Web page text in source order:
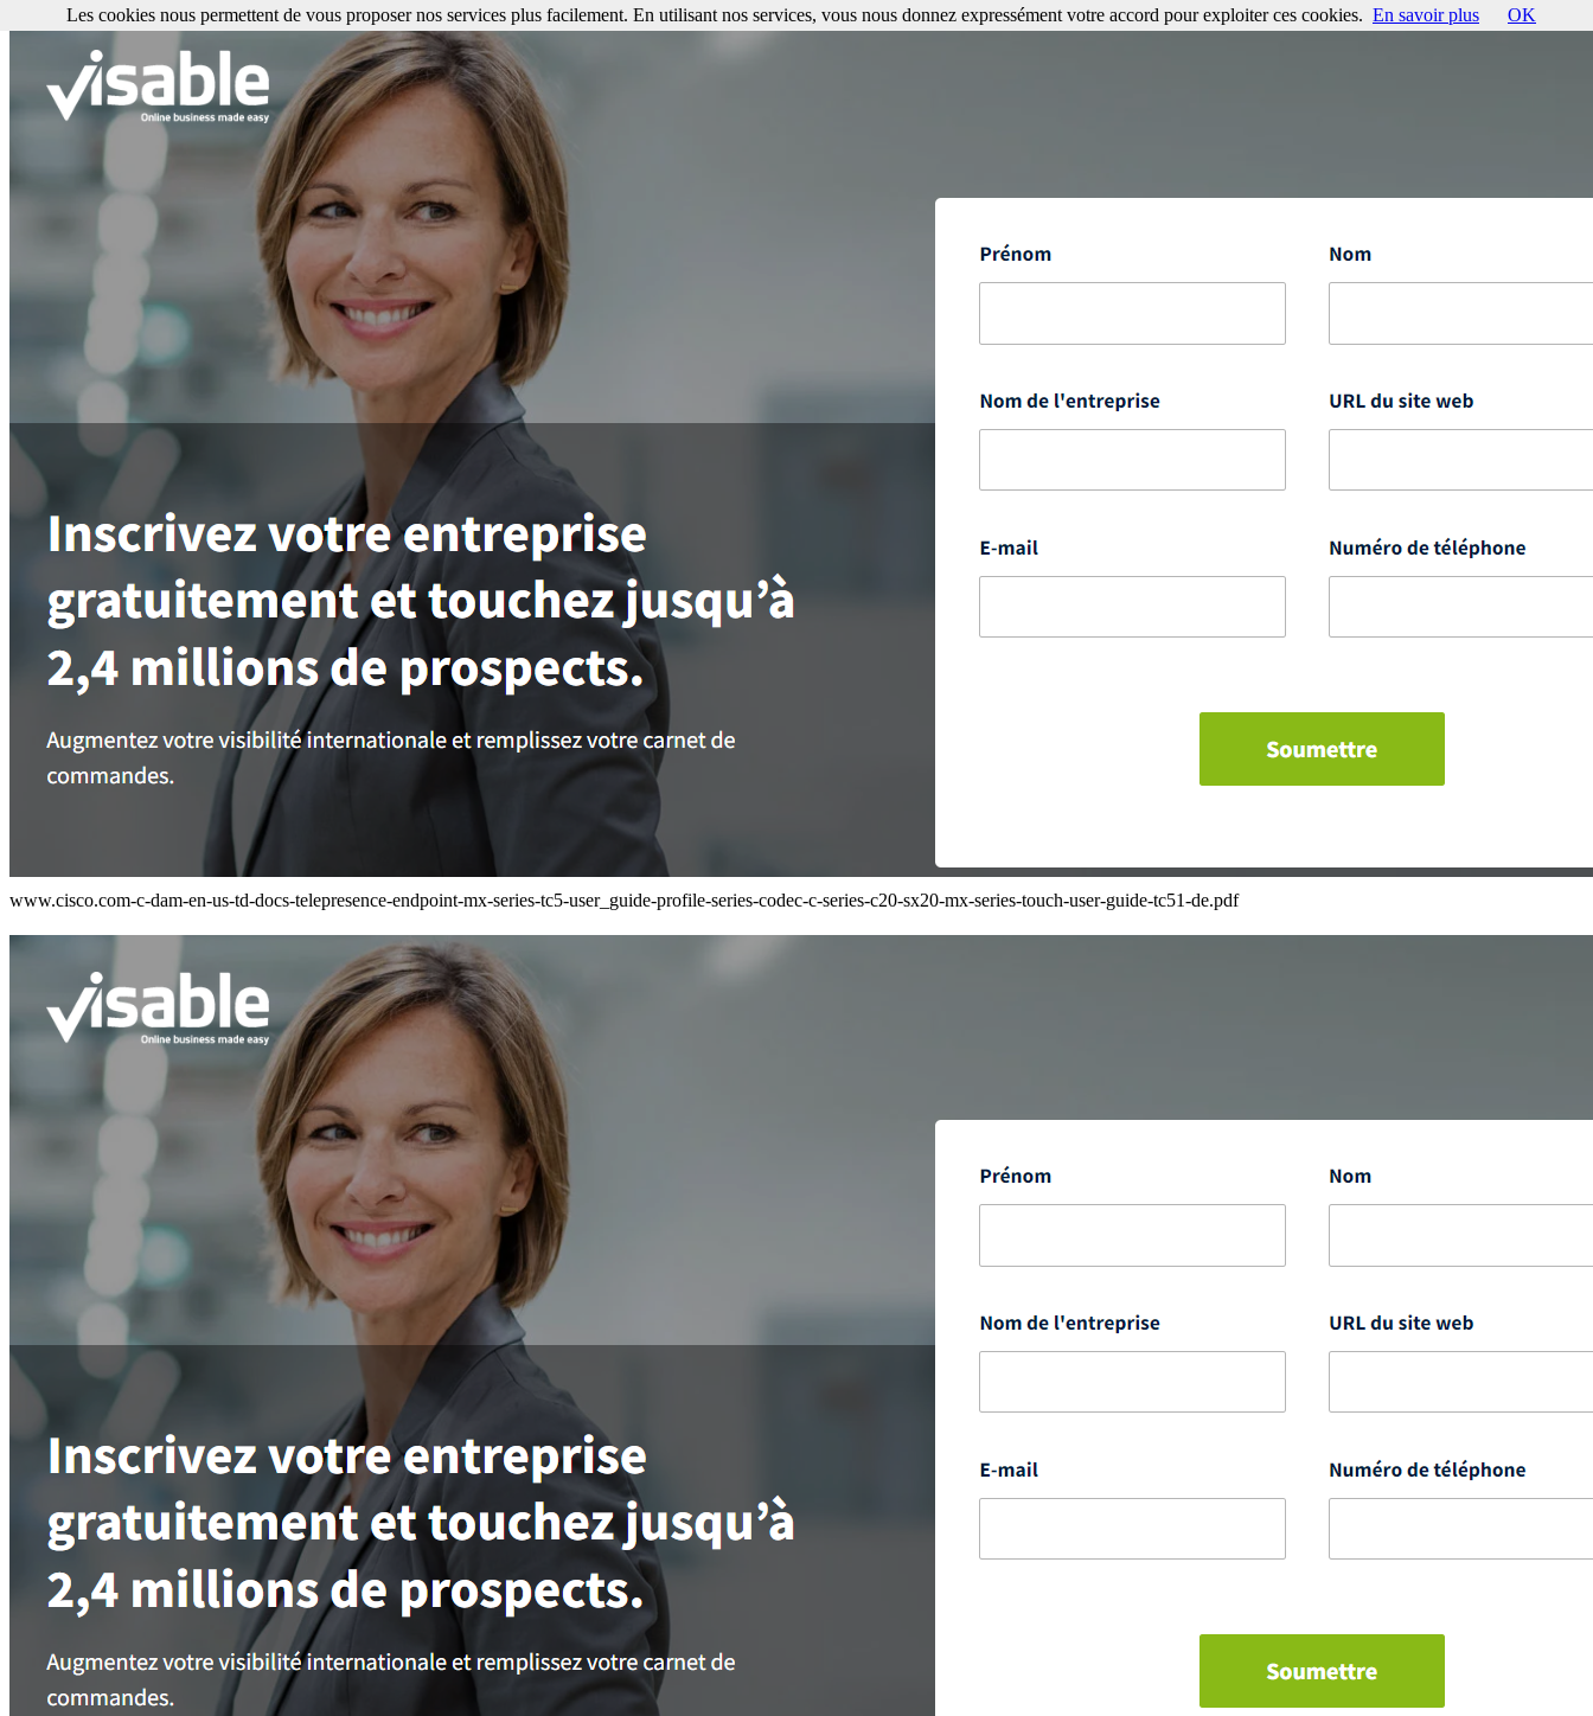
www.cisco.com-c-dam-en-us-td-docs-telepresence-endpoint-mx-series-tc5-user_guide-profile-series-codec-c-series-c20-sx20-mx-series-touch-user-guide-tc51-de.pdf
Les cookies nous permettent de vous proposer nos services plus facilement. En utilisant nos services, vous nous donnez expressément votre accord pour exploiter ces cookies. En savoir plus OK